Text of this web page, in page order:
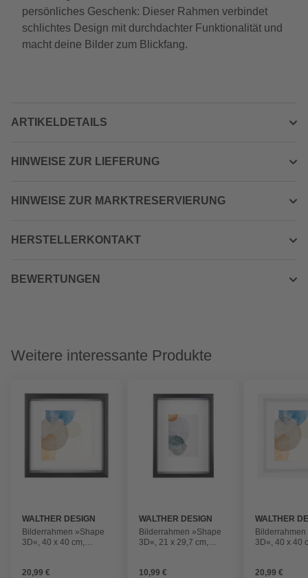
persönliches Geschenk: Dieser Rahmen verbindet
schlichtes Design mit durchdachter Funktionalität und
macht deine Bilder zum Blickfang.
ARTIKELDETAILS
HINWEISE ZUR LIEFERUNG
HINWEISE ZUR MARKTRESERVIERUNG
HERSTELLERKONTAKT
BEWERTUNGEN
Weitere interessante Produkte
WALTHER DESIGN
Bilderrahmen »Shape
3D«, 40 x 40 cm,
20,99 €
WALTHER DESIGN
Bilderrahmen »Shape
3D«, 21 x 29,7 cm,
10,99 €
WALTHER
3D«, 40 x 40
20,99 €